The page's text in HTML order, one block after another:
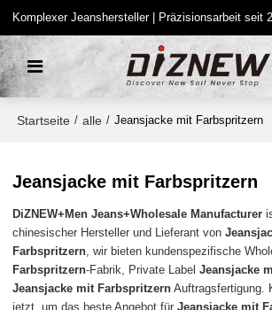
Komplexer Jeanshersteller | Präzisionsarbeit seit
Startseite / alle / Jeansjacke mit Farbspritzern
Jeansjacke mit Farbspritzern
DiZNEW+Men Jeans+Wholesale Manufacturer
chinesischer Hersteller und Lieferant von
Farbspritzern, wir bieten kundenspezifische
Farbspritzern-Fabrik, Private LabelJeansjacke
Jeansjacke mit Farbspritzern Auftragsfertigung.
jetzt, um das beste Angebot fürJeansjacke mit